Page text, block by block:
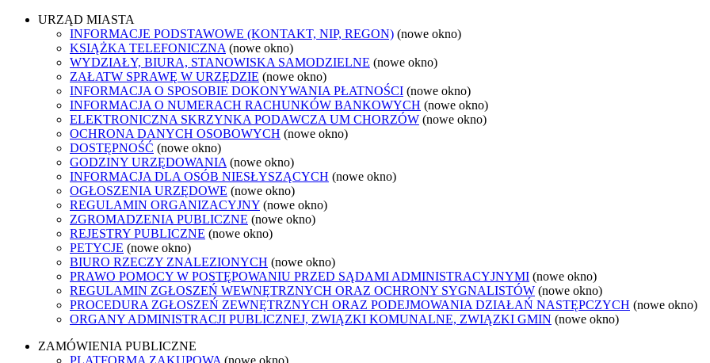
URZĄD MIASTA
INFORMACJE PODSTAWOWE (KONTAKT, NIP, REGON) (nowe okno)
KSIĄŻKA TELEFONICZNA (nowe okno)
WYDZIAŁY, BIURA, STANOWISKA SAMODZIELNE (nowe okno)
ZAŁATW SPRAWĘ W URZĘDZIE (nowe okno)
INFORMACJA O SPOSOBIE DOKONYWANIA PŁATNOŚCI (nowe okno)
INFORMACJA O NUMERACH RACHUNKÓW BANKOWYCH (nowe okno)
ELEKTRONICZNA SKRZYNKA PODAWCZA UM CHORZÓW (nowe okno)
OCHRONA DANYCH OSOBOWYCH (nowe okno)
DOSTĘPNOŚĆ (nowe okno)
GODZINY URZĘDOWANIA (nowe okno)
INFORMACJA DLA OSÓB NIESŁYSZĄCYCH (nowe okno)
OGŁOSZENIA URZĘDOWE (nowe okno)
REGULAMIN ORGANIZACYJNY (nowe okno)
ZGROMADZENIA PUBLICZNE (nowe okno)
REJESTRY PUBLICZNE (nowe okno)
PETYCJE (nowe okno)
BIURO RZECZY ZNALEZIONYCH (nowe okno)
PRAWO POMOCY W POSTĘPOWANIU PRZED SĄDAMI ADMINISTRACYJNYMI (nowe okno)
REGULAMIN ZGŁOSZEŃ WEWNĘTRZNYCH ORAZ OCHRONY SYGNALISTÓW (nowe okno)
PROCEDURA ZGŁOSZEŃ ZEWNĘTRZNYCH ORAZ PODEJMOWANIA DZIAŁAŃ NASTĘPCZYCH (nowe okno)
ORGANY ADMINISTRACJI PUBLICZNEJ, ZWIĄZKI KOMUNALNE, ZWIĄZKI GMIN (nowe okno)
ZAMÓWIENIA PUBLICZNE
PLATFORMA ZAKUPOWA (nowe okno)